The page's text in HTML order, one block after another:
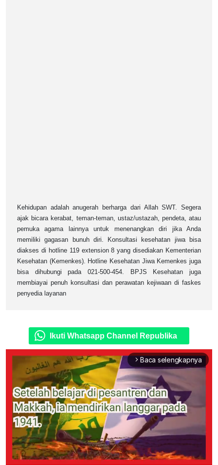
Kehidupan adalah anugerah berharga dari Allah SWT. Segera
ajak bicara kerabat, teman-teman, ustaz/ustazah, pendeta, atau
pemuka agama lainnya untuk menenangkan diri jika Anda
memiliki gagasan bunuh diri. Konsultasi kesehatan jiwa bisa
diakses di hotline 119 extension 8 yang disediakan Kementerian
Kesehatan (Kemenkes). Hotline Kesehatan Jiwa Kemenkes juga
bisa dihubungi pada 021-500-454. BPJS Kesehatan juga
membiayai penuh konsultasi dan perawatan kejiwaan di faskes
penyedia layanan
Ikuti Whatsapp Channel Republika
arrow_forward_ios Baca selengkapnya